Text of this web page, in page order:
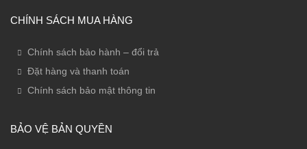
CHÍNH SÁCH MUA HÀNG
Chính sách bảo hành – đổi trả
Đặt hàng và thanh toán
Chính sách bảo mật thông tin
BẢO VỆ BẢN QUYỀN